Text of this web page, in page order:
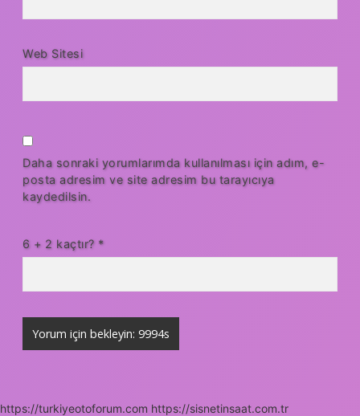
Web Sitesi
Daha sonraki yorumlarımda kullanılması için adım, e-
posta adresim ve site adresim bu tarayıcıya
kaydedilsin.
6 + 2 kaçtır? *
https://turkiyeotoforum.com https://sisnetinsaat.com.tr